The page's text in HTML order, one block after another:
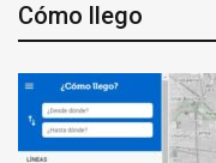
Cómo llego